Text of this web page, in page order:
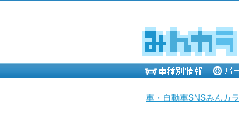
車・自動車SNSみんカラ